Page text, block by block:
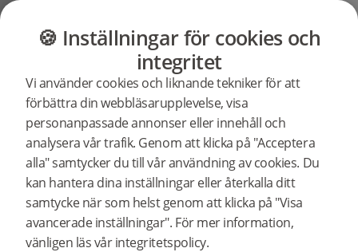
MÖBLER BUTIK OUTLET
🍪 Inställningar för cookies och
integritet
Vi använder cookies och liknande tekniker för att
förbättra din webbläsarupplevelse, visa
personanpassade annonser eller innehåll och
analysera vår trafik. Genom att klicka på "Acceptera
alla" samtycker du till vår användning av cookies. Du
kan hantera dina inställningar eller återkalla ditt
samtycke när som helst genom att klicka på "Visa
avancerade inställningar". För mer information,
vänligen läs vår integritetspolicy.
Sök efter
support för
en specifik
produkt
300091 Woodura Planks BENARP 3.0 XL CONCEPT
Support Produktsupport
Woodura Planks 3.0 - Pro Mattlack / Borstad Mattlack
Support för Woodura Planks
BENARP 3.0 XL